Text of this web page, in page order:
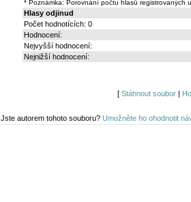
* Poznámka: Porovnání počtu hlasů registrovaných
Hlasy odjinud
Počet hodnotících: 0
Hodnocení:
Nejvyšší hodnocení:
Nejnižší hodnocení:
[ Stáhnout soubor|
Jste autorem tohoto souboru? Umožněte ho ohodnotit